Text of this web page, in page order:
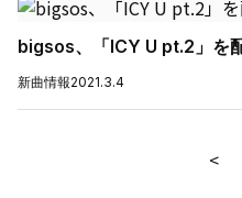
bigsos、「ICY U pt.2」を
新曲情報2021.3.4
<